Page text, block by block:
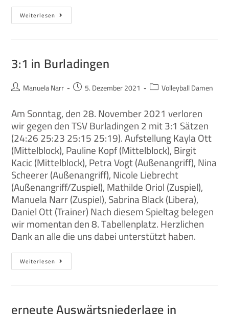
Weiterlesen
3:1 in Burladingen
Manuela Narr 5. Dezember 2021 Volleyball Damen
Am Sonntag, den 28. November 2021 verloren
wir gegen den TSV Burladingen 2 mit 3:1 Sätzen
(24:26 25:23 25:15 25:19). Aufstellung Kayla Ott
(Mittelblock), Pauline Kopf (Mittelblock), Birgit
Kacic (Mittelblock), Petra Vogt (Außenangriff), Nina
Scheerer (Außenangriff), Nicole Liebrecht
(Außenangriff/Zuspiel), Mathilde Oriol (Zuspiel),
Manuela Narr (Zuspiel), Sabrina Black (Libera),
Daniel Ott (Trainer) Nach diesem Spieltag belegen
wir momentan den 8. Tabellenplatz. Herzlichen
Dank an alle die uns dabei unterstützt haben.
Weiterlesen